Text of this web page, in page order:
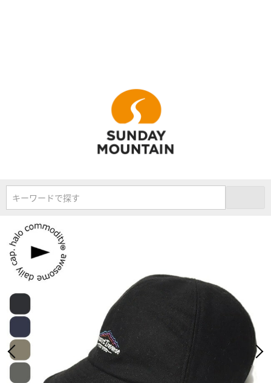
キーワードで探す